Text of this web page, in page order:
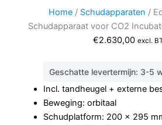
Home / Schudapparaten /
Schudapparaat voor CO2
€2.630,00 excl.
Geschatte levertermijn: 3-5
Incl. tandheugel + externe
Beweging: orbitaal
Schudplatform: 200 x 295